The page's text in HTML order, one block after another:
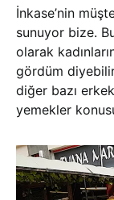
İnkase’nin
sunuyor bize.
olarak
gördüm
diğer bazı
yemekler